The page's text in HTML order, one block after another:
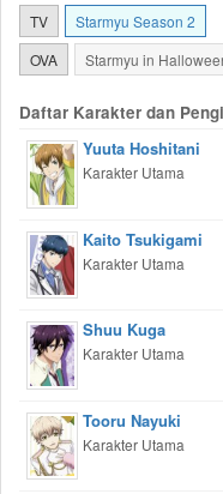
TV
Starmyu Season 2
OVA
Starmyu in
Daftar Karakter dan
Yuuta Hoshitani
Karakter Utama
Kaito Tsukigami
Karakter Utama
Shuu Kuga
Karakter Utama
Tooru Nayuki
Karakter Utama